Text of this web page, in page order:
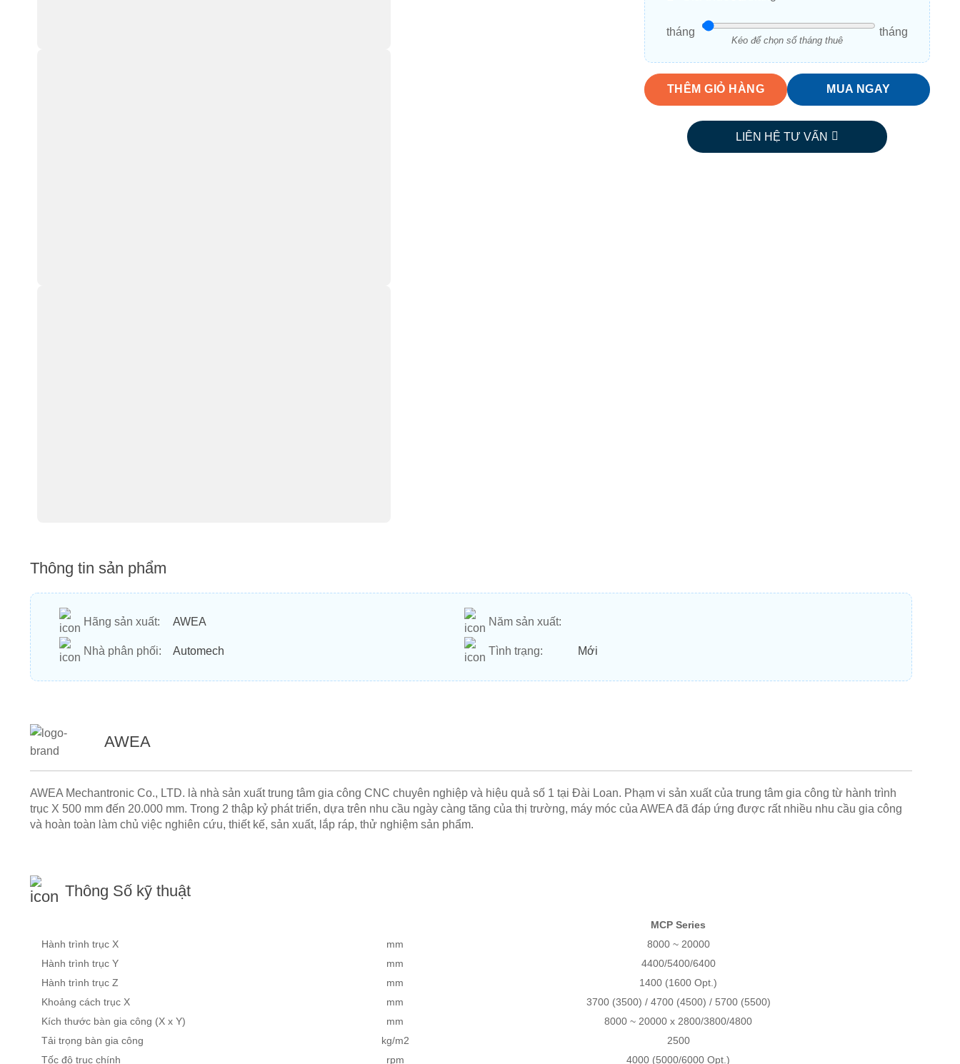
tháng
Kéo để chọn số tháng thuê
tháng
THÊM GIỎ HÀNG MUA NGAY
LIÊN HỆ TƯ VẤN
Thông tin sản phẩm
Hãng sản xuất: AWEA Năm sản xuất:
Nhà phân phối: Automech Tình trạng: Mới
AWEA
AWEA Mechantronic Co., LTD. là nhà sản xuất trung tâm gia công CNC chuyên nghiệp và hiệu quả số 1 tại Đài Loan. Phạm vi sản xuất của trung tâm gia công từ hành trình
trục X 500 mm đến 20.000 mm. Trong 2 thập kỷ phát triển, dựa trên nhu cầu ngày càng tăng của thị trường, máy móc của AWEA đã đáp ứng được rất nhiều nhu cầu gia công
và hoàn toàn làm chủ việc nghiên cứu, thiết kế, sản xuất, lắp ráp, thử nghiệm sản phẩm.
Thông Số kỹ thuật
MCP Series
Hành trình trục X
mm
8000 ~ 20000
Hành trình trục Y
mm
4400/5400/6400
Hành trình trục Z
mm
1400 (1600 Opt.)
Khoảng cách trục X
mm
3700 (3500) / 4700 (4500) / 5700 (5500)
Kích thước bàn gia công (X x Y)
mm
8000 ~ 20000 x 2800/3800/4800
Tải trọng bàn gia công
kg/m2
2500
Tốc độ trục chính
rpm
4000 (5000/6000 Opt.)